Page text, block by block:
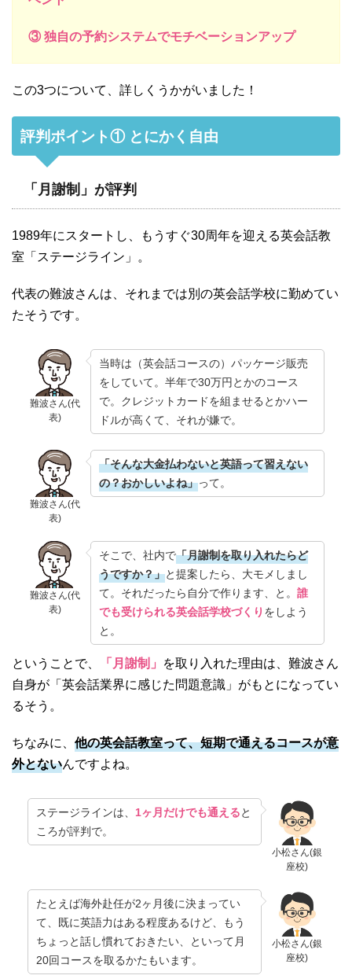
③ 独自の予約システムでモチベーションアップ
この3つについて、詳しくうかがいました！
評判ポイント① とにかく自由
「月謝制」が評判
1989年にスタートし、もうすぐ30周年を迎える英会話教
室「ステージライン」。
代表の難波さんは、それまでは別の英会話学校に勤めてい
たそうです。
難波さん(代
表)
当時は（英会話コースの）パッケージ販売
をしていて。半年で30万円とかのコース
で。クレジットカードを組ませるとかハー
ドルが高くて、それが嫌で。
難波さん(代
表)
「そんな大金払わないと英語って習えない
の？おかしいよね」って。
難波さん(代
表)
そこで、社内で「月謝制を取り入れたらど
うですか？」と提案したら、大モメしまし
て。それだったら自分で作ります、と。 誰
でも受けられる英会話学校づくり をしよう
と。
ということで、 「月謝制」
を取り入れた理由は、難波さん
自身が「英会話業界に感じた問題意識」がもとになってい
るそう。
ちなみに、 他の英会話教室って、短期で通えるコースが意
外とないんですよね。
小松さん(銀
座校)
ステージラインは、 1ヶ月だけでも通えると
ころが評判で。
小松さん(銀
座校)
たとえば海外赴任が2ヶ月後に決まってい
て、既に英語力はある程度あるけど、もう
ちょっと話し慣れておきたい、といって月
20回コースを取るかたもいます。